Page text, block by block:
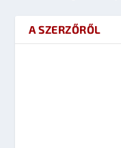
A SZERZŐRŐL